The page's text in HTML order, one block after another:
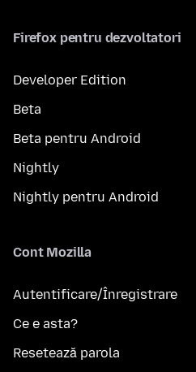
Firefox pentru dezvoltatori
Developer Edition
Beta
Beta pentru Android
Nightly
Nightly pentru Android
Cont Mozilla
Autentificare/Înregistrare
Ce e asta?
Resetează parola